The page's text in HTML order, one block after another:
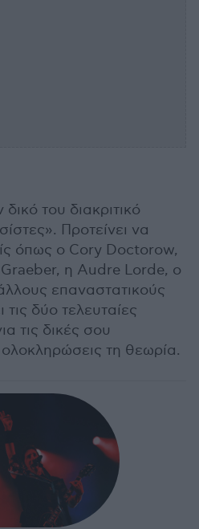
του διακριτικό
Προτείνει να
όπως ο Cory Doctorow,
η Audre Lorde, ο
επαναστατικούς
δύο τελευταίες
τις δικές σου
τη θεωρία.